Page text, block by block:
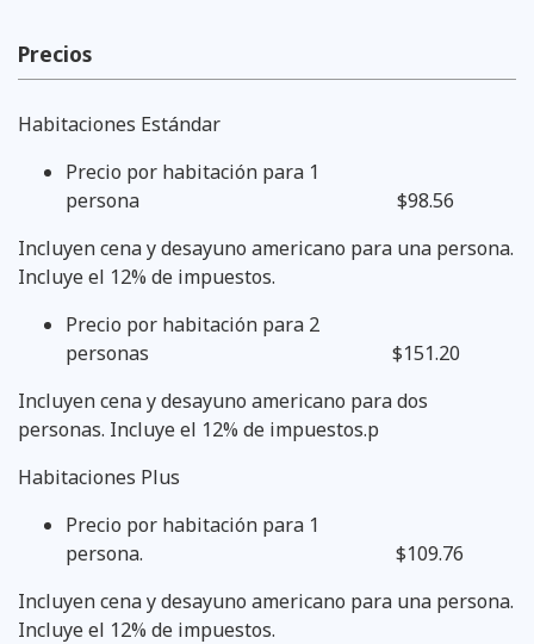
Precios
Habitaciones Estándar
Precio por habitación para 1
persona
$98.56
Incluyen cena y desayuno americano para una persona.
Incluye el 12% de impuestos.
Precio por habitación para 2
personas $151.20
Incluyen cena y desayuno americano para dos
personas. Incluye el 12% de impuestos.p
Habitaciones Plus
Precio por habitación para 1
persona. $109.76
Incluyen cena y desayuno americano para una persona.
Incluye el 12% de impuestos.